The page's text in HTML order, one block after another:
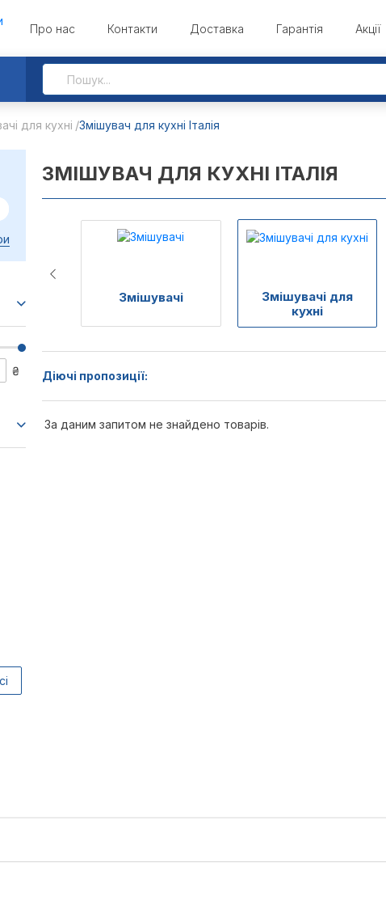
Про нас Контакти Доставка Гарантія Акції
для кухні Змішувач для кухні Італія
₴
ЗМІШУВАЧ ДЛЯ КУХНІ ІТАЛІЯ
Змішувачі
Змішувачі для
кухні
Діючі пропозиції:
За даним запитом не знайдено товарів.